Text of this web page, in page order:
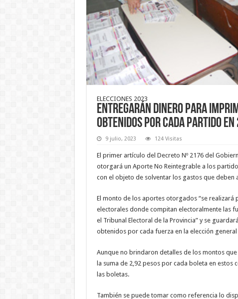
ELECCIONES 2023
Entregarán dinero para
obtenidos por cada partido en
9 julio, 2023 124 Visitas
El primer artículo del Decreto Nº 2176 del
otorgará un Aporte No Reintegrable a los
con el objeto de solventar los gastos que
El monto de los aportes otorgados “se
electorales donde compitan electoralmente las
el Tribunal Electoral de la Provincia” y se
obtenidos por cada fuerza en la elección
Aunque no brindaron detalles de los montos
la suma de 2,92 pesos por cada boleta en
las boletas.
También se puede tomar como referencia lo